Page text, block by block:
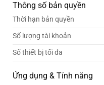
Thông số bản quyền
Thời hạn bản quyền
Số lượng tài khoản
Số thiết bị tối đa
Ứng dụng & Tính năng